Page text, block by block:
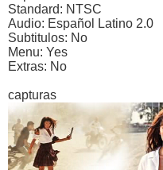
Standard: NTSC
Audio: Español Latino 2.0
Subtitulos: No
Menu: Yes
Extras: No
capturas